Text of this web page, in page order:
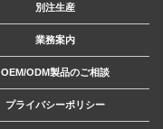
別注生産
業務案内
OEM/ODM製品のご相談
プライバシーポリシー